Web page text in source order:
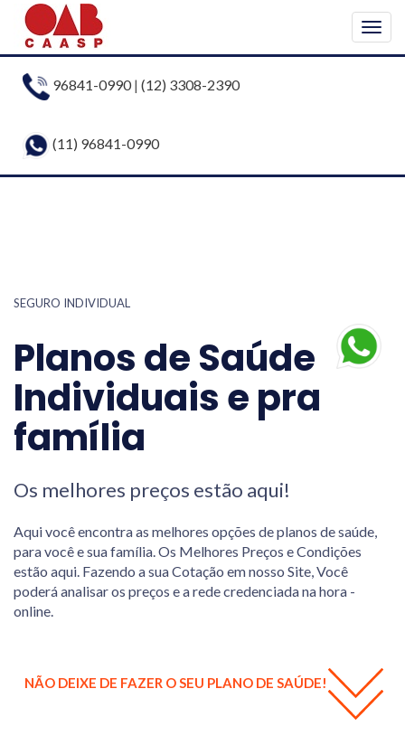
96841-0990| (12) 3308-2390
(11) 96841-0990
SEGURO INDIVIDUAL
Planos de Saúde
Individuais e pra
família
Os melhores preços estão aqui!
Aqui você encontra as melhores opções de planos de saúde,
para você e sua família. Os Melhores Preços e Condições
estão aqui. Fazendo a sua Cotação em nosso Site, Você
poderá analisar os preços e a rede credenciada na hora -
online.
NÃO DEIXE DE FAZER O SEU PLANO DE SAÚDE!